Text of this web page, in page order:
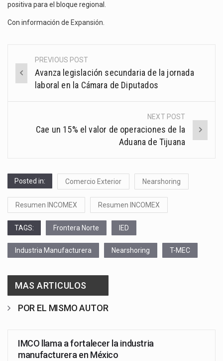
positiva para el bloque regional.
Con información de Expansión
Post
navigation
PREVIOUS POST
Avanza legislación secundaria de la jornada
laboral en la Cámara de Diputados
NEXT POST
Cae un 15% el valor de operaciones de la
Aduana de Tijuana
Posted in: Comercio Exterior Nearshoring
Resumen INCOMEX Resumen INCOMEX
TAGS: Frontera Norte IED
Industria Manufacturera Nearshoring T-MEC
MAS ARTICULOS
POR EL MISMO AUTOR
IMCO llama a fortalecer la industria
manufacturera en México